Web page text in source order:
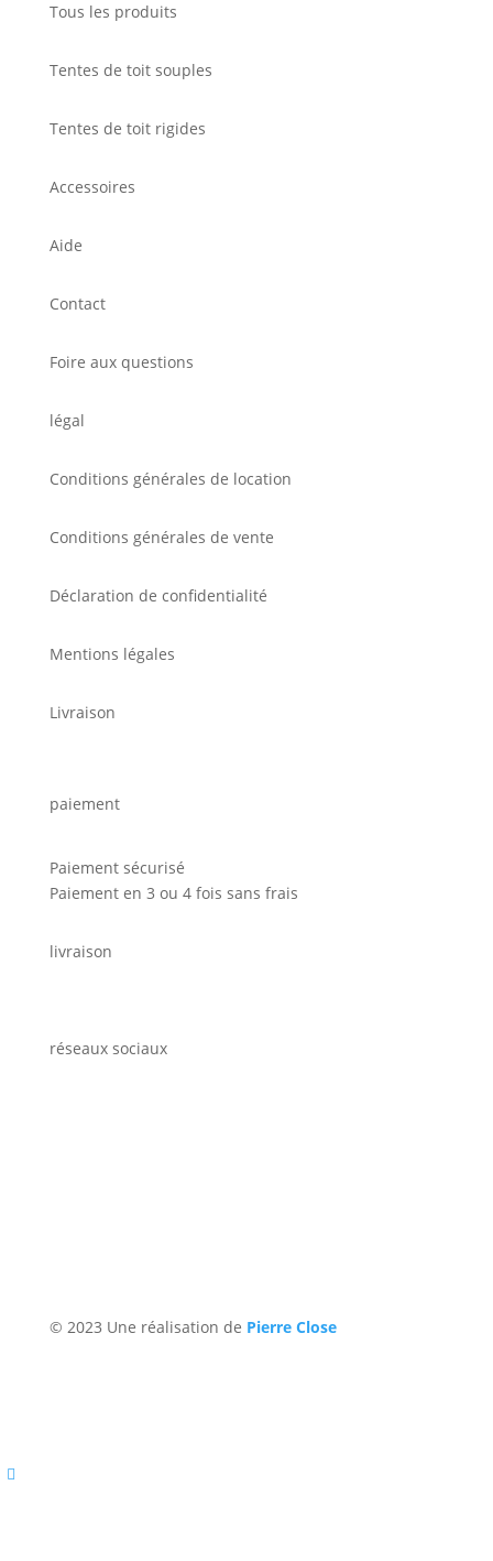
Tous les produits
Tentes de toit souples
Tentes de toit rigides
Accessoires
Aide
Contact
Foire aux questions
légal
Conditions générales de location
Conditions générales de vente
Déclaration de confidentialité
Mentions légales
Livraison
paiement
Paiement sécurisé
Paiement en 3 ou 4 fois sans frais
livraison
réseaux sociaux
© 2023 Une réalisation de Pierre Close